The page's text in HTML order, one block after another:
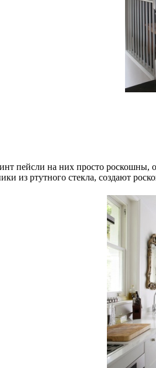
пейсли на них просто роскошны,
из ртутного стекла, создают